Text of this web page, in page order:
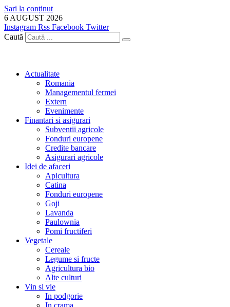
Sari la conținut
6 AUGUST 2026
Instagram Rss Facebook Twitter
Caută
Actualitate
Romania
Managementul fermei
Extern
Evenimente
Finantari si asigurari
Subventii agricole
Fonduri europene
Credite bancare
Asigurari agricole
Idei de afaceri
Apicultura
Catina
Fonduri europene
Goji
Lavanda
Paulownia
Pomi fructiferi
Vegetale
Cereale
Legume si fructe
Agricultura bio
Alte culturi
Vin si vie
In podgorie
In crama